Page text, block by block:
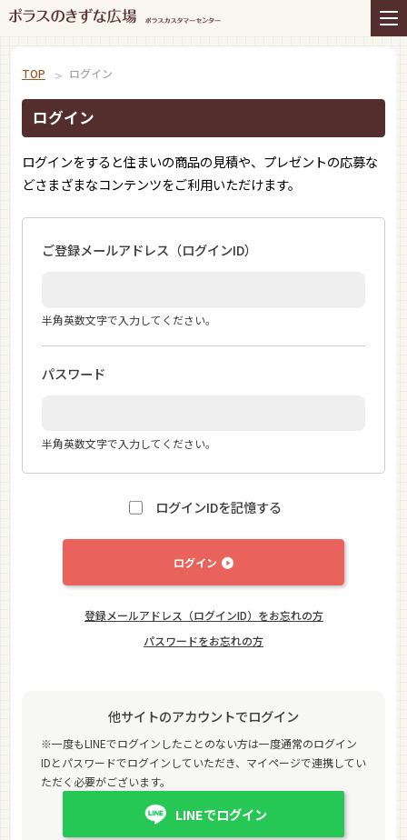
住まいの商品
インテリアコーディネー
ライフスタイルと住まい
イベント お問い合わせ
TOP ログイン
ログイン
ログインをすると住まいの商品の見積や、プレゼントの応募な
どさまざまなコンテンツをご利用いただけます。
ご登録メールアドレス （ログインID）
半角英数文字で入力してください。
パスワード
半角英数文字で入力してください。
ログインIDを記憶する
ログイン
登録メールアドレス（ログインID）をお忘れの方
パスワードをお忘れの方
他サイトのアカウントでログイン
※一度もLINEでログインしたことのない方は一度通常のログイン
IDとパスワードでログインしていただき、マイページで連携してい
ただく必要がございます。
LINEでログイン